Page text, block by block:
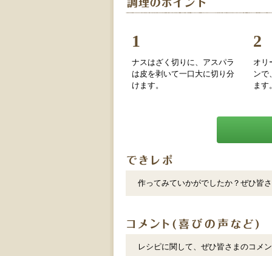
1
ナスはざく切りに、アスパラ
は皮を剥いて一口大に切り分
けます。
2
オリ
ンで
ます。
作ってみていかがでしたか？ぜひ皆
レシピに関して、ぜひ皆さまのコメ